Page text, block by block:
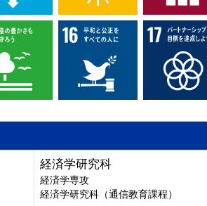
経済学研究科
経済学専攻
経済学研究科（通信教育課程）